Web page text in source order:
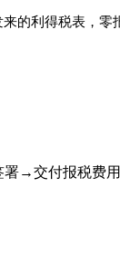
的利得税表，零
署→交付报税费用